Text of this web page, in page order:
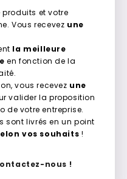
et votre
Vous recevez une
la meilleure
en fonction de la
vous recevez une
valider la proposition
de votre entreprise.
sont livrés en un point
vos souhaits !
nous !